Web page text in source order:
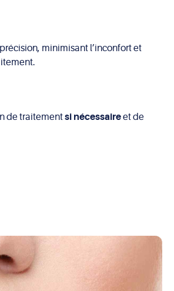
minimisant l’inconfort et
de traitementsi nécessaireet de